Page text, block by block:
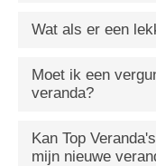
Wat als er een
Moet ik een
veranda?
Kan Top
mijn nieuwe